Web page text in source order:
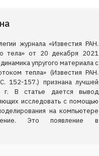
журнала «Известия РАН.
тела» от 20 декабря 2021
упругого материала с
тепла» (Известия РАН.
157.) признана лучшей
г. В статье дается вывод
исследовать с помощью
на компьютере
Это появление в